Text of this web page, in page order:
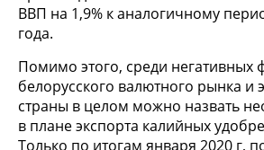
ВВП на 1,9% к аналогичному
года.
Помимо этого, среди негативных
белорусского валютного рынка и
страны в целом можно назвать
в плане экспорта калийных
Только по итогам января 2020 г,